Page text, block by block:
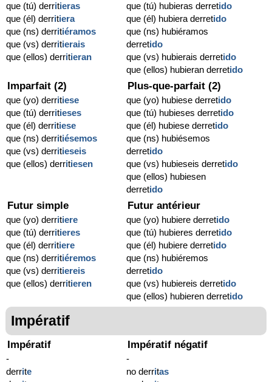
que (tú) derritieras
que (él) derritiera
que (ns) derritiéramos
que (vs) derritierais
que (ellos) derritieran
que (tú) hubieras derretido
que (él) hubiera derretido
que (ns) hubiéramos
derretido
que (vs) hubierais derretido
que (ellos) hubieran derretido
Imparfait (2)
que (yo) derritiese
que (tú) derritieses
que (él) derritiese
que (ns) derritiésemos
que (vs) derritieseis
que (ellos) derritiesen
Plus-que-parfait (2)
que (yo) hubiese derretido
que (tú) hubieses derretido
que (él) hubiese derretido
que (ns) hubiésemos
derretido
que (vs) hubieseis derretido
que (ellos) hubiesen
derretido
Futur simple
que (yo) derritiere
que (tú) derritieres
que (él) derritiere
que (ns) derritiéremos
que (vs) derritiereis
que (ellos) derritieren
Futur antérieur
que (yo) hubiere derretido
que (tú) hubieres derretido
que (él) hubiere derretido
que (ns) hubiéremos
derretido
que (vs) hubiereis derretido
que (ellos) hubieren derretido
Impératif
Impératif
-
derrite
Impératif négatif
-
no derritas